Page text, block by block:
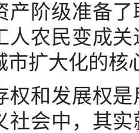
产阶级准备
人农民变成
市扩大化的核
权和发展权
社会中，其